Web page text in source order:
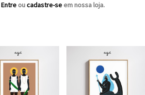
Entreoucadastre-seem nossa loja.